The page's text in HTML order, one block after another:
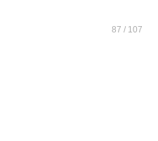
87 / 107